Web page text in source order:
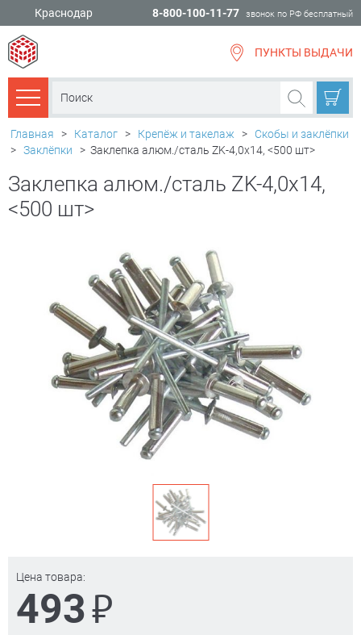
Краснодар 8-800-100-11-77 звонок по РФ бесплатный
ПУНКТЫ ВЫДАЧИ
Каталог товаров
Главная > Каталог > Крепёж и такелаж >
Скобы и заклёпки
> Заклёпки > Заклепка алюм./сталь ZK-4,0х14, <500 шт>
Заклепка алюм./сталь ZK-4,0х14,
<500 шт>
Цена товара:
493₽